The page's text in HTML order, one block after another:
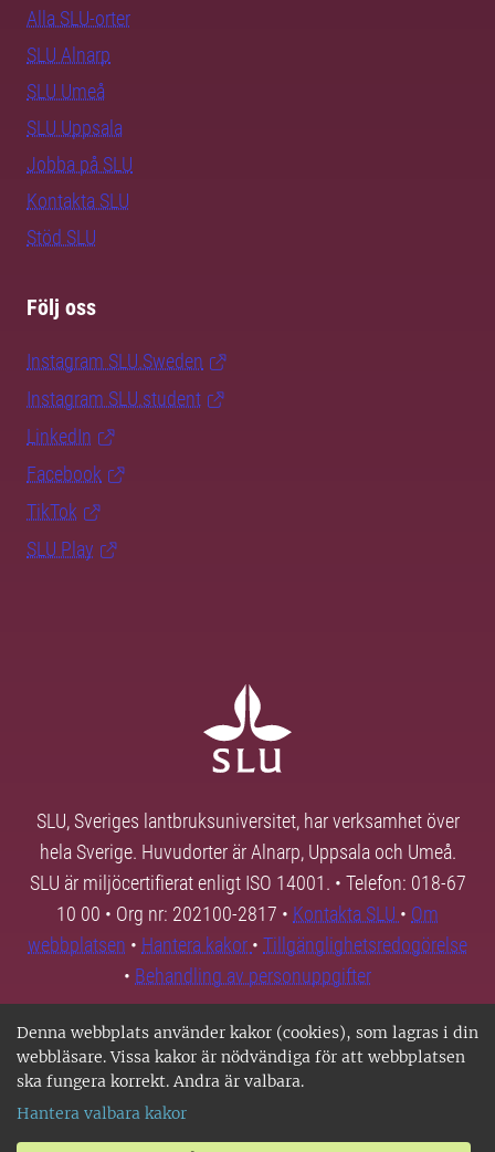
Denna webbplats använder kakor (cookies), som lagras i din
webbläsare. Vissa kakor är nödvändiga för att webbplatsen
ska fungera korrekt. Andra är valbara.
Hantera valbara kakor
Alla SLU-orter
SLU Alnarp
SLU Umeå
SLU Uppsala
Jobba på SLU
Kontakta SLU
Stöd SLU
Följ oss
Instagram SLU.Sweden
Instagram SLU.student
LinkedIn
Facebook
TikTok
SLU Play
SLU, Sveriges lantbruksuniversitet, har verksamhet över
hela Sverige. Huvudorter är Alnarp, Uppsala och Umeå.
SLU är miljöcertifierat enligt ISO 14001. • Telefon: 018-67
10 00 • Org nr: 202100-2817 • Kontakta SLU • Om
webbplatsen • Hantera kakor • Tillgänglighetsredogörelse
• Behandling av personuppgifter